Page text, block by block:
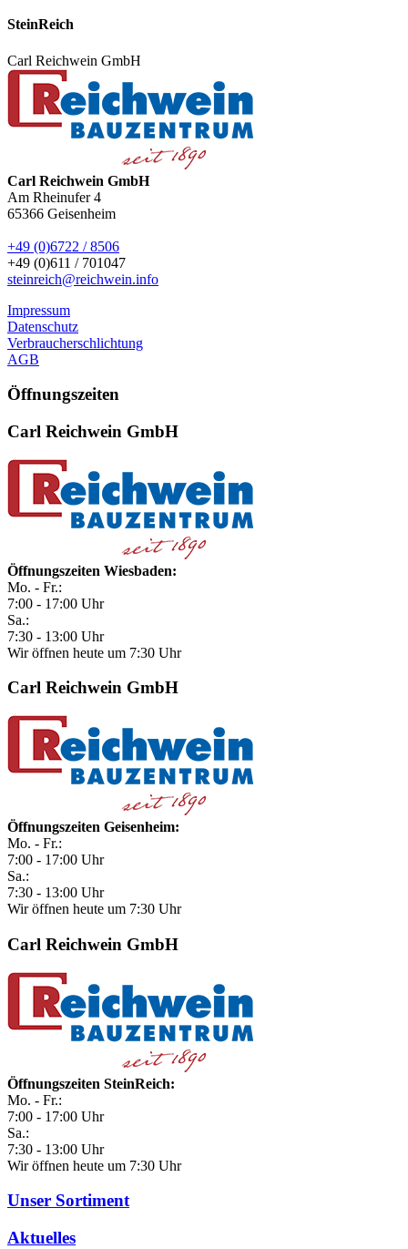
SteinReich
Carl Reichwein GmbH
Carl Reichwein GmbH
Am Rheinufer 4
65366 Geisenheim
+49 (0)6722 / 8506
+49 (0)611 / 701047
steinreich@reichwein.info
Impressum
Datenschutz
Verbraucherschlichtung
AGB
Öffnungszeiten
Carl Reichwein GmbH
Öffnungszeiten Wiesbaden:
Mo. - Fr.:
7:00 - 17:00 Uhr
Sa.:
7:30 - 13:00 Uhr
Wir öffnen heute um 7:30 Uhr
Carl Reichwein GmbH
Öffnungszeiten Geisenheim:
Mo. - Fr.:
7:00 - 17:00 Uhr
Sa.:
7:30 - 13:00 Uhr
Wir öffnen heute um 7:30 Uhr
Carl Reichwein GmbH
Öffnungszeiten SteinReich:
Mo. - Fr.:
7:00 - 17:00 Uhr
Sa.:
7:30 - 13:00 Uhr
Wir öffnen heute um 7:30 Uhr
Unser Sortiment
Aktuelles